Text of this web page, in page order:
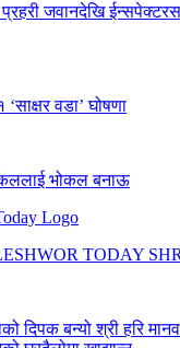
जवानदेखि
वडा’ घोषणा
भोकल बनाऊ
TODAY
दिपक बन्यो श्री हरि